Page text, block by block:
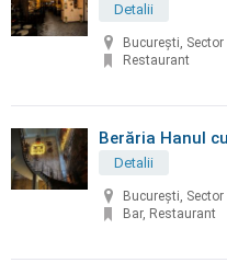
Detalii
București,
Restaurant
Berăria Hanul
Detalii
București,
Bar, Restaurant